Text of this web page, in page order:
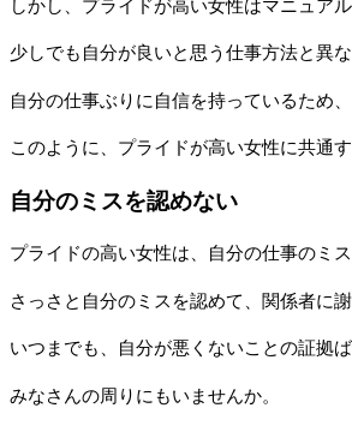
しかし、プライドが高い女性はマニュア
少しでも自分が良いと思う仕事方法と異
自分の仕事ぶりに自信を持っているため
このように、プライドが高い女性に共通
自分のミスを認めない
プライドの高い女性は、自分の仕事のミ
さっさと自分のミスを認めて、関係者に
いつまでも、自分が悪くないことの証拠ば
みなさんの周りにもいませんか。